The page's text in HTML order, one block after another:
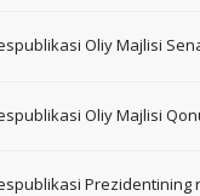
Oliy Majlisi
Oliy Majlisi
Prezidentining